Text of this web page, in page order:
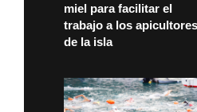
miel para facilitar el
trabajo a los apicultores
de la isla